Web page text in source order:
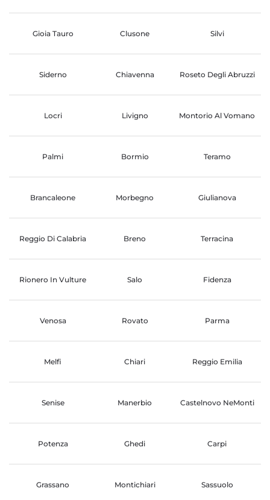
Gioia Tauro Clusone Silvi
Siderno Chiavenna Roseto Degli Abruzzi
Locri Livigno Montorio Al Vomano
Palmi Bormio Teramo
Brancaleone Morbegno Giulianova
Reggio Di Calabria Breno Terracina
Rionero In Vulture Salo Fidenza
Venosa Rovato Parma
Melfi Chiari Reggio Emilia
Senise Manerbio Castelnovo NeMonti
Potenza Ghedi Carpi
Grassano Montichiari Sassuolo